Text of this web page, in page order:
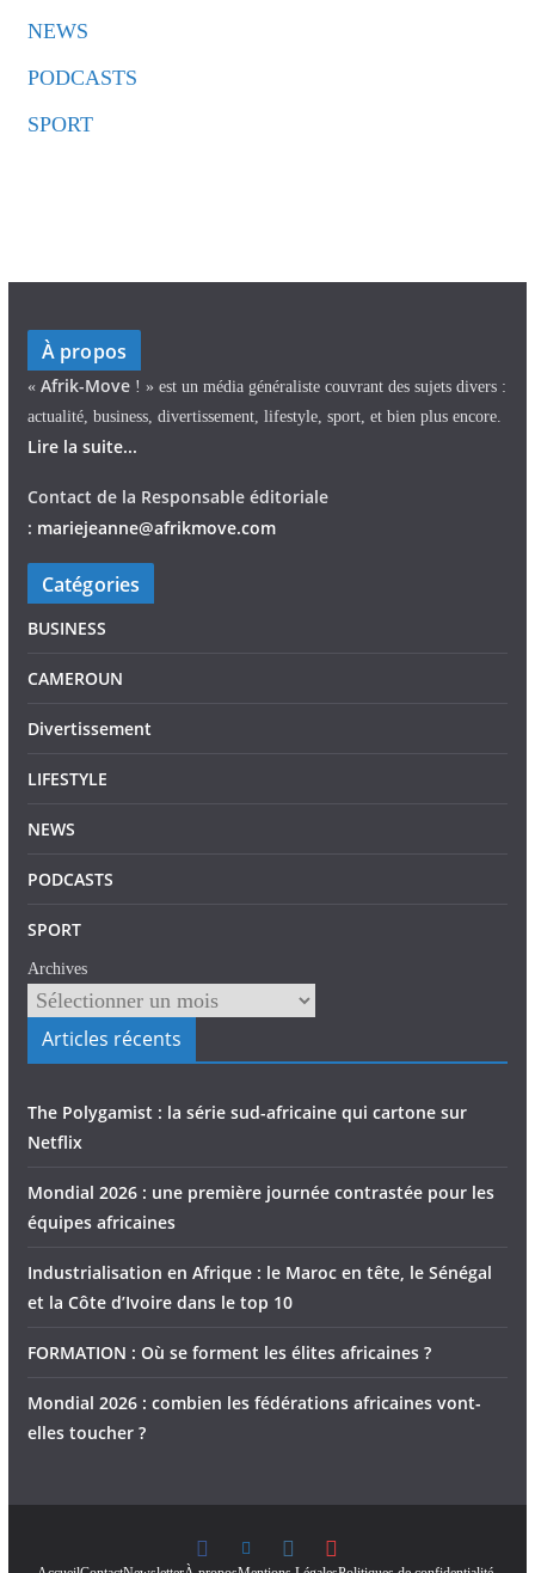
NEWS
PODCASTS
SPORT
À propos
« Afrik-Move ! » est un média généraliste couvrant des sujets divers :
actualité, business, divertissement, lifestyle, sport, et bien plus encore.
Lire la suite...
Contact de la Responsable éditoriale
: mariejeanne@afrikmove.com
Catégories
BUSINESS
CAMEROUN
Divertissement
LIFESTYLE
NEWS
PODCASTS
SPORT
Archives
Articles récents
The Polygamist : la série sud-africaine qui cartone sur
Netflix
Mondial 2026 : une première journée contrastée pour les
équipes africaines
Industrialisation en Afrique : le Maroc en tête, le Sénégal
et la Côte d’Ivoire dans le top 10
FORMATION : Où se forment les élites africaines ?
Mondial 2026 : combien les fédérations africaines vont-
elles toucher ?